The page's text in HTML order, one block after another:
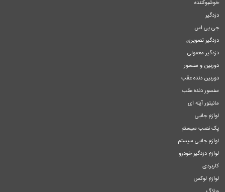
خوشبوکننده
دزدگیر
جی پی اس
دزدگیر تصویری
دزدگیر معمولی
دوربین و سنسور
دوربین دنده عقب
سنسور دنده عقب
مانیتور آینه ای
لوازم جانبی
پک نصب سیستم
لوازم جانبی سیستم
لوازم دزدگیر خودرو
کاربردی
لوازم لوکس